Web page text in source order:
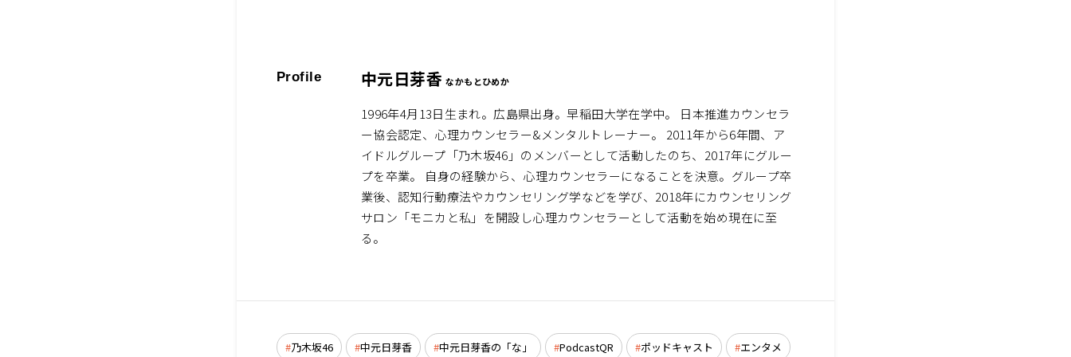
Profile 中元日芽香 なかもとひめか
1996年4月13日生まれ。広島県出身。早稲田大学在学中。 日本推進カウンセラ
ー協会認定、心理カウンセラー&メンタルトレーナー。 2011年から6年間、ア
イドルグループ「乃木坂46」のメンバーとして活動したのち、2017年にグルー
プを卒業。 自身の経験から、心理カウンセラーになることを決意。グループ卒
業後、認知行動療法やカウンセリング学などを学び、2018年にカウンセリング
サロン「モニカと私」を開設し心理カウンセラーとして活動を始め現在に至
る。
乃木坂46 中元日芽香 中元日芽香の「な」 PodcastQR ポッドキャスト エンタメ